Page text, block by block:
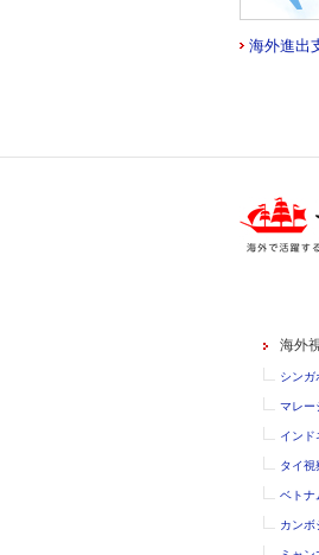
海外進出
海外
シンガ
マレー
インド
タイ視
ベトナ
カンボ